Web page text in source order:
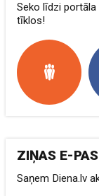
Seko līdzi
tīklos!
ZIŅAS E-
Saņem Diena.lv